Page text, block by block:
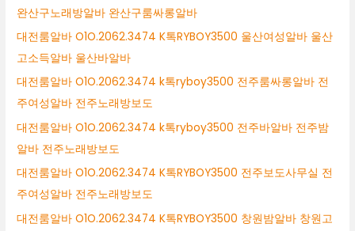
완산구노래방알바 완산구룸싸롱알바
대전룸알바 O1O.2062.3474 K톡RYBOY3500 울산여성알바 울산
고소득알바 울산바알바
대전룸알바 O1O.2062.3474 k톡ryboy3500 전주룸싸롱알바 전
주여성알바 전주노래방보도
대전룸알바 O1O.2062.3474 k톡ryboy3500 전주바알바 전주밤
알바 전주노래방보도
대전룸알바 O1O.2062.3474 K톡RYBOY3500 전주보도사무실 전
주여성알바 전주노래방보도
대전룸알바 O1O.2062.3474 K톡RYBOY3500 창원밤알바 창원고